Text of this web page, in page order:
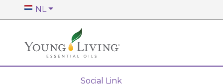
NL
Social Link